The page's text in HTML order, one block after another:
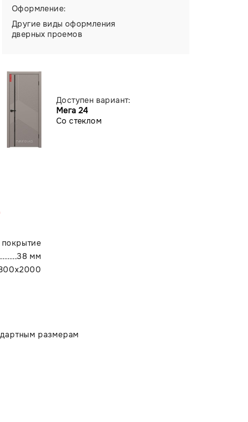
Оформление:
Другие виды оформления
дверных проемов
Доступен вариант:
Мега 24
Со стеклом
38 мм
размерам